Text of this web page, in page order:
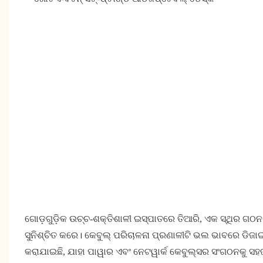
ଗୋଡ଼ଗୁଡ଼ିକ ଉଚ୍ଚ-ଶକ୍ତିଶାଳୀ ଇସ୍ପାତରେ ତିଆରି, ଏକ ସ୍ଥିର ଗଠନ
ସୁନିଶ୍ଚିତ କରେ। କେବୁଲ୍ ପରିଚାଳନା ପ୍ରଣାଳୀଟି ଭଲ ଭାବରେ
କରାଯାଇଛି, ଯାହା ପାୱାର ଏବଂ ନେଟୱାର୍କ କେବୁଲ୍ସର ସଂଗଠନକୁ